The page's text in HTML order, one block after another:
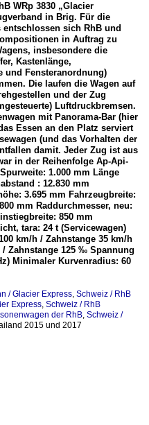
WRp 3830 „Glacier
in Brig. Für die
entschlossen sich RhB und
in Auftrag zu
insbesondere die
Kastenlänge,
und Fensteranordnung)
Die laufen die Wagen auf
und der Zug
Luftdruckbremsen.
mit Panorama-Bar (hier
Essen an den Platz serviert
(und das Vorhalten der
damit. Jeder Zug ist aus
in der Reihenfolge Ap-Api-
1.000 mm Länge
: 12.830 mm
3.695 mm Fahrzeugbreite:
mm Raddurchmesser, neu:
850 mm
tara: 24 t (Servicewagen)
km/h / Zahnstange 35 km/h
Zahnstange 125 ‰ Spannung
Minimaler Kurvenradius: 60
/ Glacier Express, Schweiz / RhB
Express, Schweiz / RhB
der RhB, Schweiz /
2015 und 2017